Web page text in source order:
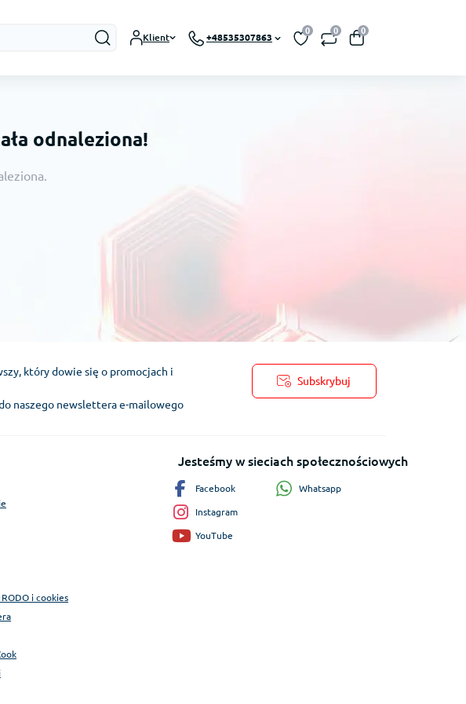
Klient +48535307863
0 0 0
odnaleziona!
który dowie się o promocjach i
naszego newslettera e-mailowego
Subskrybuj
Regulamin Konta
i cookies
Jesteśmy w sieciach społecznościowych
Facebook
Instagram
YouTube
Whatsapp